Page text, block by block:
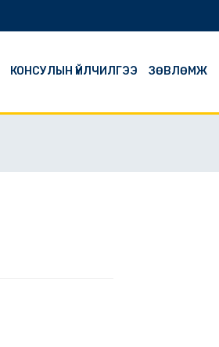
КОНСУЛЫН ҮЙЛЧИЛГЭЭ ЗӨВЛӨМЖ